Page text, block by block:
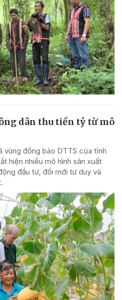
dân thu tiền tỷ từ mô
vùng đồng bào DTTS của tỉnh
hiện nhiều mô hình sản xuất
đầu tư, đổi mới tư duy và